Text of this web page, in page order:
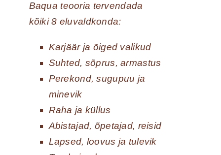
Baqua teooria tervendada
kõiki 8 eluvaldkonda:
Karjäär ja õiged valikud
Suhted, sõprus, armastus
Perekond, sugupuu ja
minevik
Raha ja küllus
Abistajad, õpetajad, reisid
Lapsed, loovus ja tulevik